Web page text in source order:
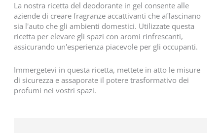
La nostra ricetta del deodorante in gel consente alle
aziende di creare fragranze accattivanti che affascinano
sia l'auto che gli ambienti domestici. Utilizzate questa
ricetta per elevare gli spazi con aromi rinfrescanti,
assicurando un'esperienza piacevole per gli occupanti.
Immergetevi in questa ricetta, mettete in atto le misure
di sicurezza e assaporate il potere trasformativo dei
profumi nei vostri spazi.